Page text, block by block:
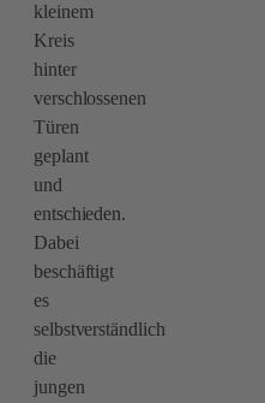
kleinem
Kreis
hinter
verschlossenen
Türen
geplant
und
entschieden.
Dabei
beschäftigt
es
selbstverständlich
die
jungen